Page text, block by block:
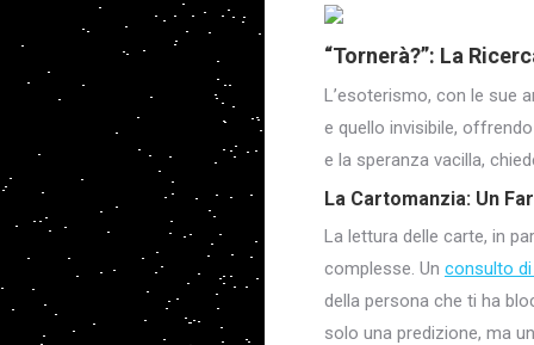
“Tornerà?”: La
L’esoterismo, con le sue
e quello invisibile,
e la speranza vacilla,
La Cartomanzia: Un
La lettura delle carte, in
complesse. Un consulto
della persona che ti ha
solo una predizione, ma